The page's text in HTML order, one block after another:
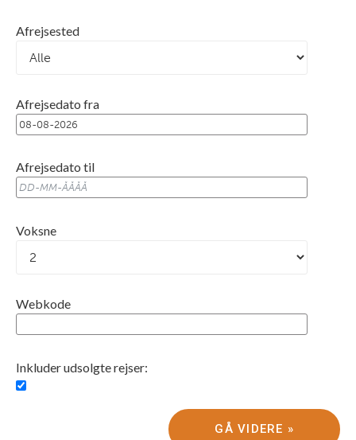
Afrejsested
Afrejsedato fra
Afrejsedato til
Voksne
Webkode
Inkluder udsolgte rejser: